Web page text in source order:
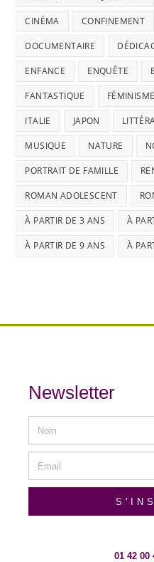
CINÉMA CONFINEMENT
DOCUMENTAIRE
ENFANCE ENQUÊTE
FANTASTIQUE FÉMINISME
ITALIE JAPON
MUSIQUE NATURE
PORTRAIT DE FAMILLE
ROMAN ADOLESCENT
À PARTIR DE 3 ANS À
À PARTIR DE 9 ANS À
Newsletter
01 42 00